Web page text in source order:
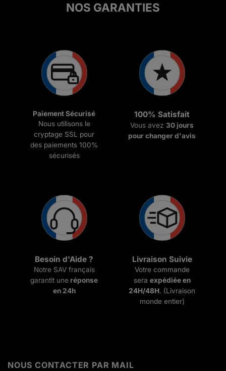
NOS GARANTIES
Paiement Sécurisé
Nous utilisons le
cryptage SSL pour
des paiements 100%
sécurisés
100% Satisfait
Vous avez 30 jours
pour changer d'avis
Besoin d'Aide ?
Notre SAV français
garantit une réponse
en 24h
Livraison Suivie
Votre commande
sera expédiée en
24H/48H. (Livraison
monde entier)
NOUS CONTACTER PAR MAIL